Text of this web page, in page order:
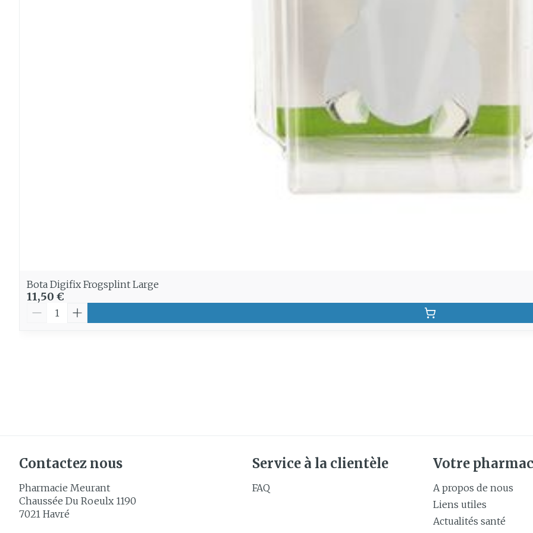
Bota Digifix Frogsplint Large
11,50 €
Quantité
Contactez nous
Pharmacie Meurant
Chaussée Du Roeulx 1190
7021 Havré
Service à la clientèle
FAQ
Votre
A propos de nous
Liens utiles
Actualités santé